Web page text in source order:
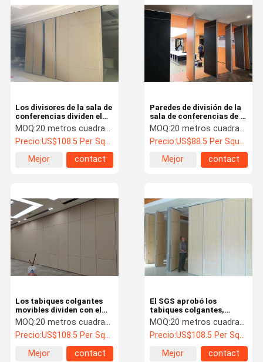
Puerta resistente al fuego
Puerta a prueba de fuego
Pared de división movible
tabique colgante
Cabina telefónica insonorizada
Pod de reuniones de oficina
Pared divisoria de vidrio de oficina
Paredes de división de la
sala de conferencias de la
ejecución del OEM con
hasta 4 metros de altura
MOQ:20 metros cuadrados
Precio:US$88.5 Per Square Meter
Mejor
contact
Los divisores de la sala de
conferencias dividen el
mueble con súplica
estética
MOQ:20 metros cuadrados
Precio:US$108.5 Per Square Meter
Mejor
contact
El SGS aprobó los
tabiques colgantes,
mantenimiento de Hall
Partition With Wood Easy
MOQ:20 metros cuadrados
Precio:US$108.5 Per Square Meter
Mejor
contact
Los tabiques colgantes
movibles dividen con el
material de aluminio de la
cara del perfil
MOQ:20 metros cuadrados
Precio:US$108.5 Per Square Meter
Mejor
contact